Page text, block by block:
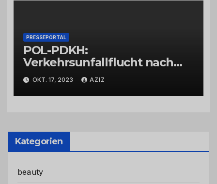
PRESSEPORTAL
POL-PDKH:
Verkehrsunfallflucht nach
Abbiegevorgang
OKT. 17, 2023 AZIZ
Kategorien
beauty